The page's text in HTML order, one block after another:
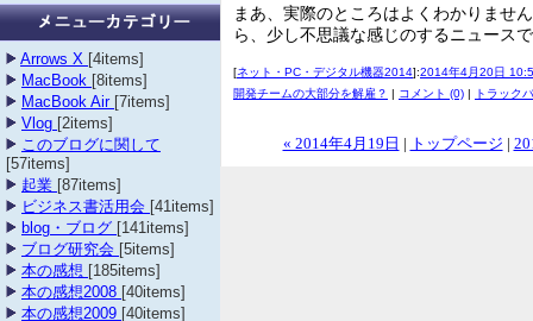
Arrows X [4items]
MacBook [8items]
MacBook Air [7items]
Vlog [2items]
このブログに関して
[57items]
起業 [87items]
ビジネス書活用会 [41items]
blog・ブログ [141items]
ブログ研究会 [5items]
本の感想 [185items]
本の感想2008 [40items]
本の感想2009 [40items]
まあ、実際のところはよくわかりませ
ら、少し不思議な感じのするニュース
[ネット・PC・デジタル機器2014]:2014年4月20日
開発チームの大部分を解雇？ | コメント (0) | トラック
« 2014年4月19日 トップページ